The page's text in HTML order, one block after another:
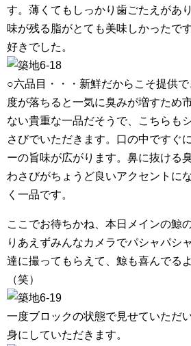
す。薄くてもしっかり歯ごたえがあ
味が残る脂がとても美味しかったで
好きでした。
○六品目・・・新鮮だからこそ提供
度が落ちると一気に臭みが増すため
ない貴重な一品だそうで、こちらも
さびでいただきます。口の中ですぐ
ーの旨味が広がります。鼻に抜ける
わさびがちょうど良いアクセントに
く一品です。
ここでお待ちかね、本日メインの鯨
りあえずみんなカメラでパシャパシ
達に撮ってもらえて、鯨も喜んでる
（笑）
一度ブロックの状態で見せていただ
身にしていただきます。